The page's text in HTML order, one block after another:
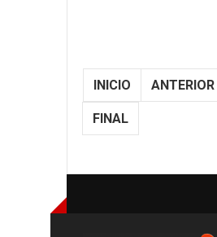
INICIO ANTERIOR
FINAL